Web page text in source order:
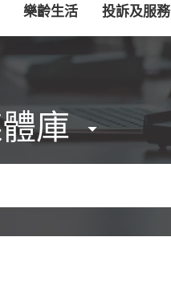
樂齡生活 投訴及服務
庫